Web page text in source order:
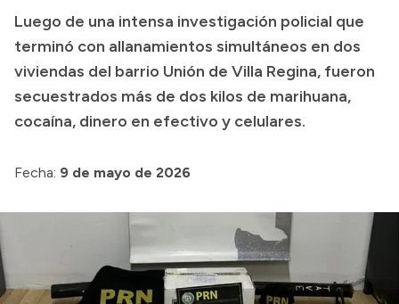
Presupuesto
Boletín Oficial
Compras y licitaciones
Consulta de expedientes
Convocatorias
Intranet
Luego de una intensa investigación policial que
terminó con allanamientos simultáneos en dos
viviendas del barrio Unión de Villa Regina, fueron
secuestrados más de dos kilos de marihuana,
cocaína, dinero en efectivo y celulares.
Fecha: 9 de mayo de 2026